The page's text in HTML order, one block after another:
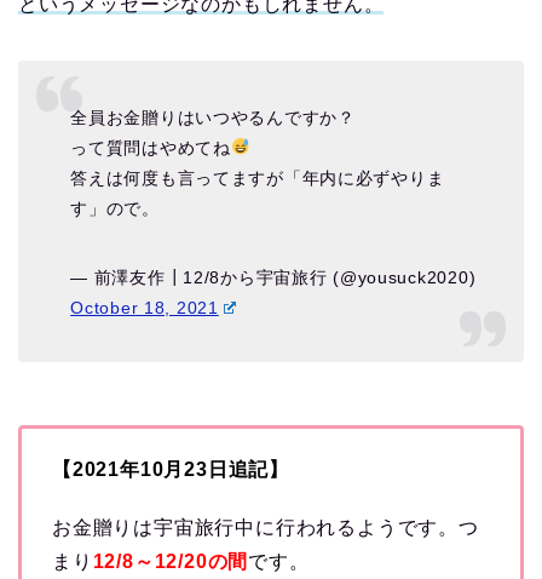
というメッセージなのかもしれません。
全員お金贈りはいつやるんですか？
って質問はやめてね
答えは何度も言ってますが「年内に必ずやりま
す」ので。
— 前澤友作┃12/8から宇宙旅行 (@yousuck2020)
October 18, 2021
【2021年10月23日追記】
お金贈りは宇宙旅行中に行われるようです。つ
まり 12/8～12/20の間 です。